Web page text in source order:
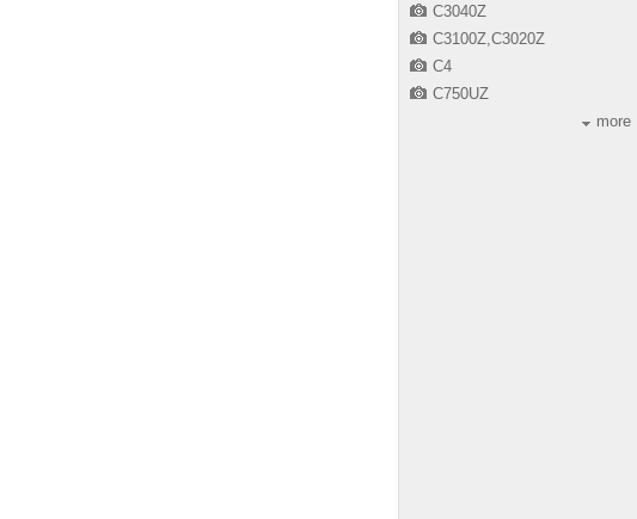
C3040Z
C3100Z,C3020Z
C4
C750UZ
more